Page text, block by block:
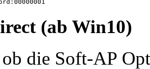
(ab Win10)
die Soft-AP